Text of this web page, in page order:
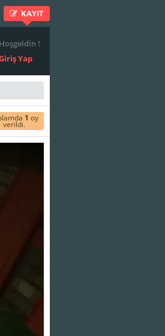
KAYIT
Hoşgeldin !
Yap
1 oy
verildi.